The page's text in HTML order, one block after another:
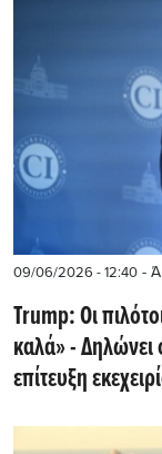
09/06/2026 - 12:40 -
Trump: Οι
καλά» - Δηλώνει
επίτευξη